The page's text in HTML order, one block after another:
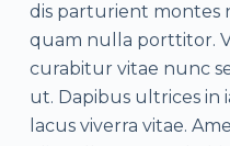
dis parturient montes
quam nulla porttitor.
curabitur vitae nunc
ut. Dapibus ultrices in
lacus viverra vitae.